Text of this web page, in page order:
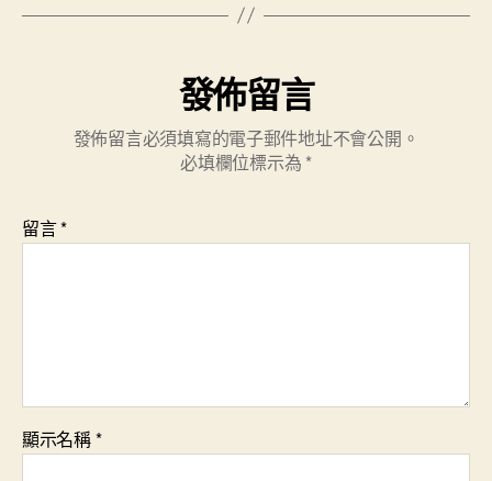
發佈留言
發佈留言必須填寫的電子郵件地址不會公開。
必填欄位標示為 *
留言*
顯示名稱*